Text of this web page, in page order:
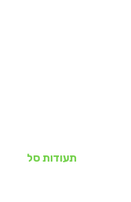
תעודות סל